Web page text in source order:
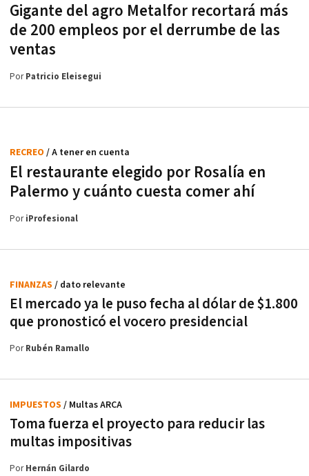
Gigante del agro Metalfor recortará más
de 200 empleos por el derrumbe de las
ventas
PorPatricio Eleisegui
El restaurante elegido por Rosalía en
Palermo y cuánto cuesta comer ahí
RECREO / A tener en cuenta
PoriProfesional
El mercado ya le puso fecha al dólar de $1.800
que pronosticó el vocero presidencial
FINANZAS / dato relevante
PorRubén Ramallo
Toma fuerza el proyecto para reducir las
multas impositivas
IMPUESTOS / Multas ARCA
PorHernán Gilardo